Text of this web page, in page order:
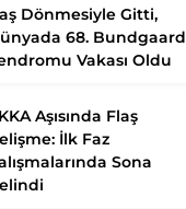
Dönmesiyle Gitti,
68. Bundgaard
Vakası Oldu
Aşısında Flaş
İlk Faz
Sona